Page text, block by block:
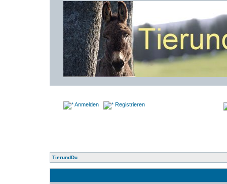
Anmelden Registrieren
TierundDu